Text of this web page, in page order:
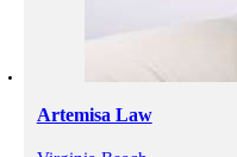
Artemisa Law